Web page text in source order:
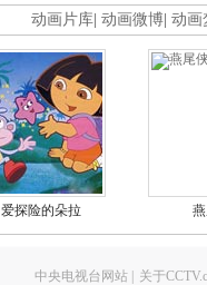
动画片库 动画微博 动画
爱探险的朵拉
中央电视台网站 关于